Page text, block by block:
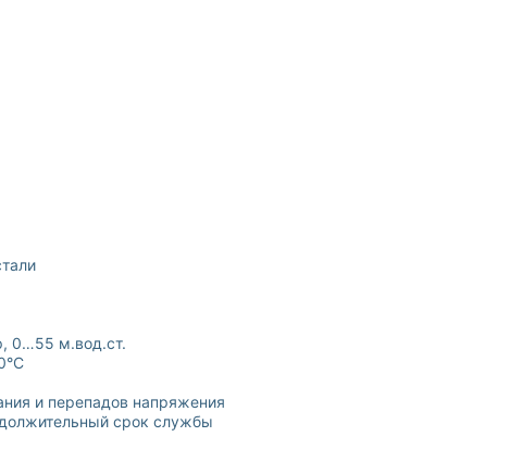
0…55 м.вод.ст.
и перепадов напряжения
срок службы